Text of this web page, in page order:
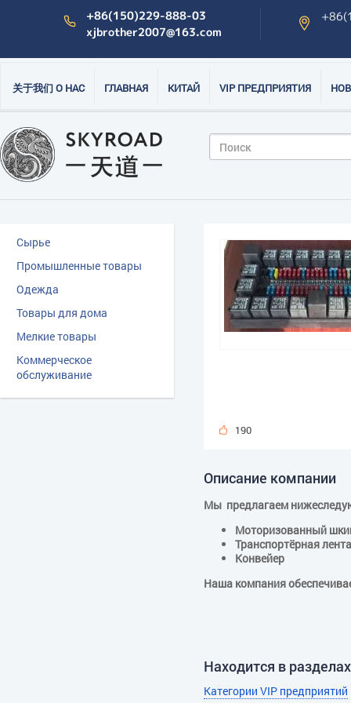
+86(150)229-888-03
xjbrother2007@163.com
关于我们 О НАС ГЛАВНАЯ КИТАЙ VIP ПРЕДПРИЯТИЯ
Сырье
Промышленные товары
Одежда
Товары для дома
Мелкие товары
Коммерческое
обслуживание
190
Описание компании
Мы предлагаем
Моторизованный
Транспортёрная лента
Конвейер
Наша компания
Находится в разделах
Категории VIP предприятий